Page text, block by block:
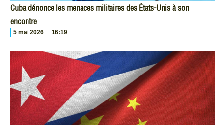
Cuba dénonce les menaces militaires des États-Unis à son
encontre
5 mai 2026 16:19